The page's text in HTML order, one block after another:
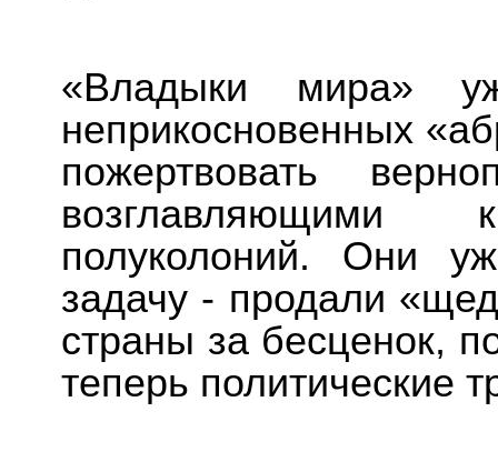
«Владыки мира»
неприкосновенных
пожертвовать
возглавляющими
полуколоний. Они
задачу - продали
страны за бесценок,
теперь политические